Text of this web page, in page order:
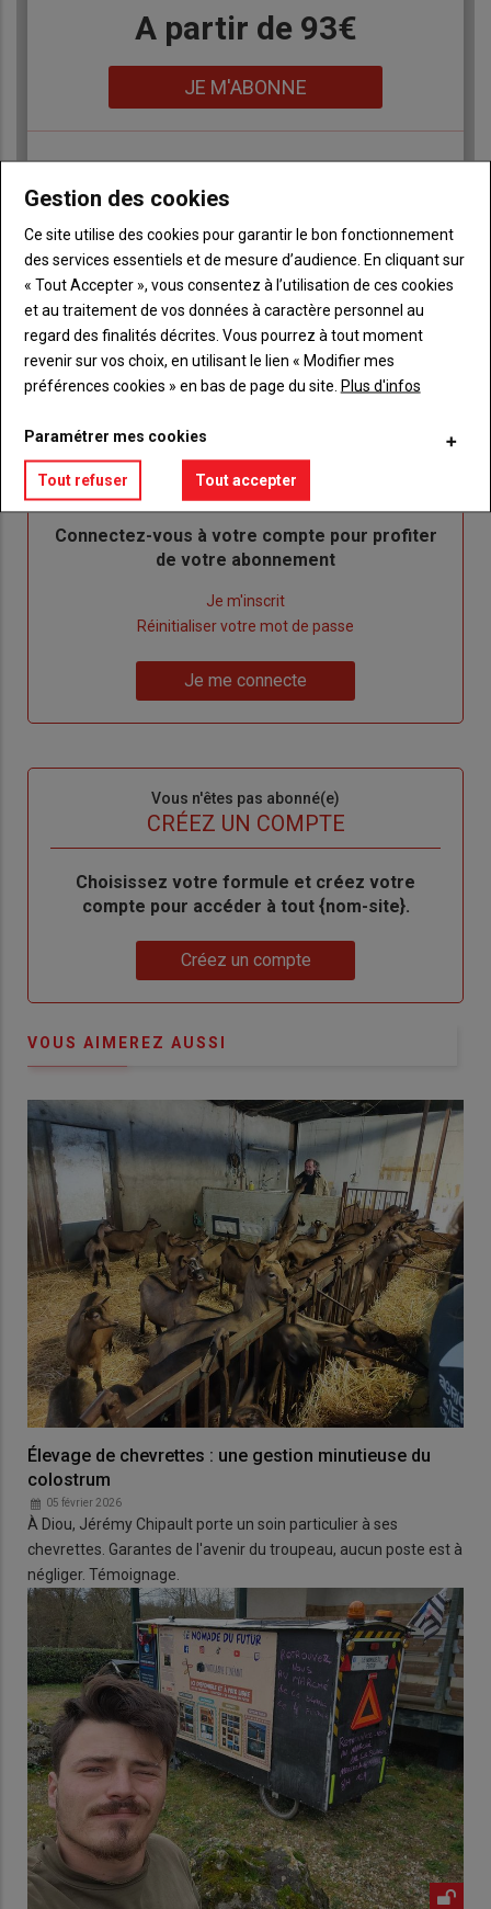
A partir de 93€
JE M'ABONNE
à
puce
Paysanne
Consultez le journal L'Aurore Paysanne au format
numérique, sur tous les supports
newsletter du journal L'Aurore Paysanne
titre
TITRE IDENTIFIEZ-VOUS
Body
Connectez-vous à votre compte pour profiter
de votre abonnement
Je m'inscrit
de
Réinitialiser votre mot de passe
me
Je me connecte
Vous n'êtes pas abonné(e)
CRÉEZ UN COMPTE
BodyChoisissez votre formule et créez votre
compte pour accéder à tout {nom-site}.
Créez un compte
VOUS AIMEREZ AUSSI
Élevage de chevrettes : une gestion minutieuse du
colostrum
05 février 2026
À Diou, Jérémy Chipault porte un soin particulier à ses
chevrettes. Garantes de l'avenir du troupeau, aucun poste est à
négliger. Témoignage.
Gestion des cookies
Ce site utilise des cookies pour garantir le bon fonctionnement
des services essentiels et de mesure d’audience. En cliquant sur
« Tout Accepter », vous consentez à l’utilisation de ces cookies
et au traitement de vos données à caractère personnel au
regard des finalités décrites. Vous pourrez à tout moment
revenir sur vos choix, en utilisant le lien « Modifier mes
préférences cookies » en bas de page du site. Plus d'infos
Paramétrer mes cookies
Tout refuser Tout accepter